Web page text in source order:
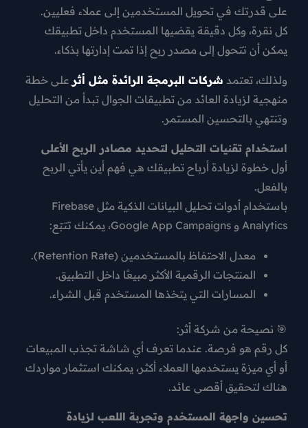
على قدرتك في تحويل المستخدمين إلى عملاء فعليين.
كل نقرة، وكل دقيقة يقضيها المستخدم داخل تطبيقك
يمكن أن تتحول إلى مصدر ربح إذا تمت إدارتها بذكاء.
ولذلك، تعتمد شركات البرمجة الرائدة مثل أثر على خطة
منهجية لزيادة العائد من تطبيقات الجوال تبدأ من التحليل
وتنتهي بالتحسين المستمر.
استخدام تقنيات التحليل لتحديد مصادر الربح الأعلى
أول خطوة لزيادة أرباح تطبيقك هي فهم أين يأتي الربح
بالفعل.
باستخدام أدوات تحليل البيانات الذكية مثل Firebase
Analytics و Google App Campaigns، يمكنك تتبّع:
معدل الاحتفاظ بالمستخدمين (Retention Rate).
المنتجات الرقمية الأكثر مبيعًا داخل التطبيق.
المسارات التي يتخذها المستخدم قبل الشراء.
🎯 نصيحة من شركة أثر:
كل رقم هو فرصة. عندما تعرف أي شاشة تجذب المبيعات
أو أي ميزة يستخدمها العملاء أكثر، يمكنك استثمار مواردك
هناك لتحقيق أقصى عائد.
تحسين واجهة المستخدم وتجربة اللعب لزيادة